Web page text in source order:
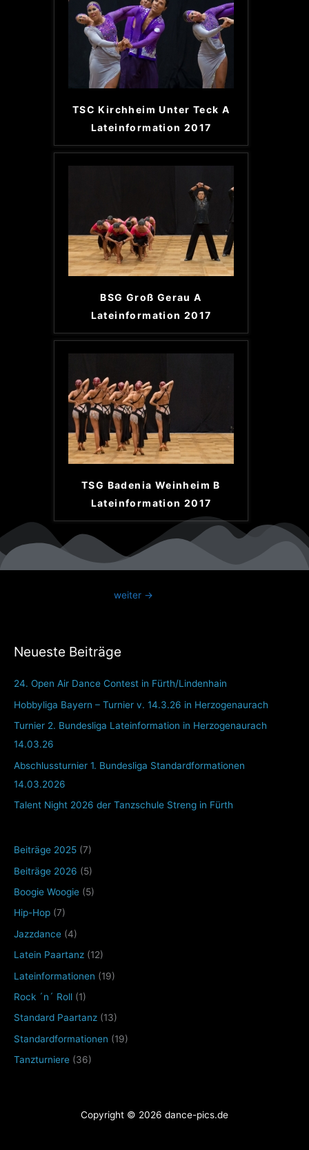
Neueste Beiträge
24. Open Air Dance Contest in Fürth/Lindenhain
Hobbyliga Bayern – Turnier v. 14.3.26 in Herzogenaurach
Turnier 2. Bundesliga Lateinformation in Herzogenaurach
14.03.26
Abschlussturnier 1. Bundesliga Standardformationen
14.03.2026
Talent Night 2026 der Tanzschule Streng in Fürth
Beiträge 2025 (7)
Beiträge 2026 (5)
Boogie Woogie (5)
Hip-Hop (7)
Jazzdance (4)
Latein Paartanz (12)
Lateinformationen (19)
Rock ´n´ Roll (1)
Standard Paartanz (13)
Standardformationen (19)
Tanzturniere (36)
TSC Kirchheim Unter Teck A
Lateinformation 2017
BSG Groß Gerau A
Lateinformation 2017
TSG Badenia Weinheim B
Lateinformation 2017
weiter →
Copyright © 2026 dance-pics.de